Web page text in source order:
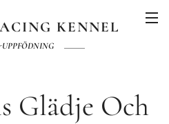
KENNEL
Glädje Och